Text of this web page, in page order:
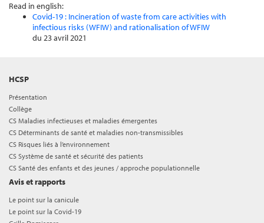
Read in english:
Covid-19 : Incineration of waste from care activities with
infectious risks (WFIW) and rationalisation of WFIW
du 23 avril 2021
HCSP
Présentation
Collège
CS Maladies infectieuses et maladies émergentes
CS Déterminants de santé et maladies non-transmissibles
CS Risques liés à l’environnement
CS Système de santé et sécurité des patients
CS Santé des enfants et des jeunes / approche populationnelle
Avis et rapports
Le point sur la canicule
Le point sur la Covid-19